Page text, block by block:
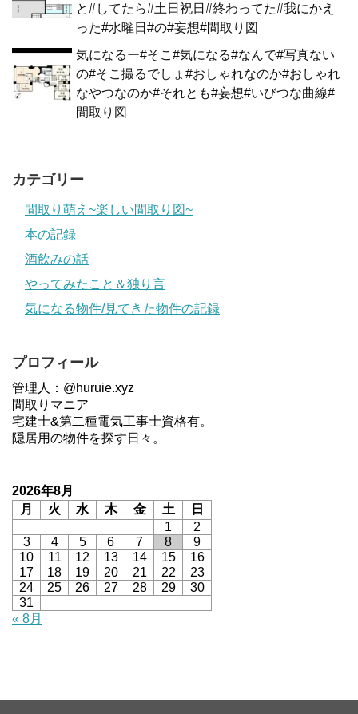
と#してたら#土日祝日#終わってた#我にかえ
った#水曜日#の#妄想#間取り図
気になるー#そこ#気になる#なんで#写真ない
の#そこ撮るでしょ#おしゃれなのか#おしゃれ
なやつなのか#それとも#妄想#いびつな曲線#
間取り図
カテゴリー
間取り萌え~楽しい間取り図~
本の記録
酒飲みの話
やってみたこと＆独り言
気になる物件/見てきた物件の記録
プロフィール
管理人：@huruie.xyz
間取りマニア
宅建士&第二種電気工事士資格有。
隠居用の物件を探す日々。
2026年8月
月
火 水 木 金 土
日
1
2
3
4 5 6 7 8
9
10
11 12 13 14 15
16
17
18 19 20 21 22
23
24
25 26 27 28 29
30
31
« 8月